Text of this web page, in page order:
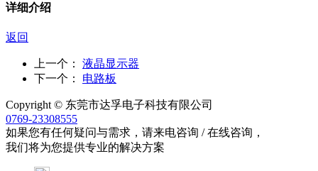
详细介绍
返回
上一个： 液晶显示器
下一个： 电路板
Copyright © 东莞市达孚电子科技有限公司
0769-23308555
如果您有任何疑问与需求，请来电咨询 / 在线咨询，
我们将为您提供专业的解决方案